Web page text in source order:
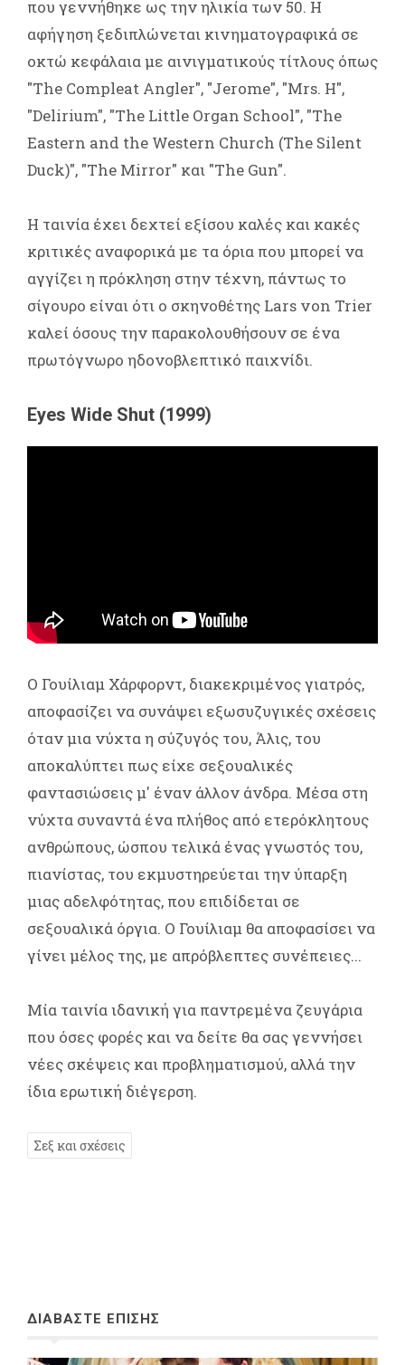
που γεννήθηκε ως την ηλικία των 50. Η
αφήγηση ξεδιπλώνεται κινηματογραφικά σε
οκτώ κεφάλαια με αινιγματικούς τίτλους όπως
"The Compleat Angler", "Jerome", "Mrs. H",
"Delirium", "The Little Organ School", "The
Eastern and the Western Church (The Silent
Duck)", "The Mirror" και "The Gun".
Η ταινία έχει δεχτεί εξίσου καλές και κακές
κριτικές αναφορικά με τα όρια που μπορεί να
αγγίζει η πρόκληση στην τέχνη, πάντως το
σίγουρο είναι ότι ο σκηνοθέτης Lars von Trier
καλεί όσους την παρακολουθήσουν σε ένα
πρωτόγνωρο ηδονοβλεπτικό παιχνίδι.
Eyes Wide Shut (1999)
Ο Γουίλιαμ Χάρφορντ, διακεκριμένος γιατρός,
αποφασίζει να συνάψει εξωσυζυγικές σχέσεις
όταν μια νύχτα η σύζυγός του, Άλις, του
αποκαλύπτει πως είχε σεξουαλικές
φαντασιώσεις μ' έναν άλλον άνδρα. Μέσα στη
νύχτα συναντά ένα πλήθος από ετερόκλητους
ανθρώπους, ώσπου τελικά ένας γνωστός του,
πιανίστας, του εκμυστηρεύεται την ύπαρξη
μιας αδελφότητας, που επιδίδεται σε
σεξουαλικά όργια. Ο Γουίλιαμ θα αποφασίσει να
γίνει μέλος της, με απρόβλεπτες συνέπειες...
Μία ταινία ιδανική για παντρεμένα ζευγάρια
που όσες φορές και να δείτε θα σας γεννήσει
νέες σκέψεις και προβληματισμού, αλλά την
ίδια ερωτική διέγερση.
Σεξ και σχέσεις
ΔΙΑΒΑΣΤΕ ΕΠΙΣΗΣ